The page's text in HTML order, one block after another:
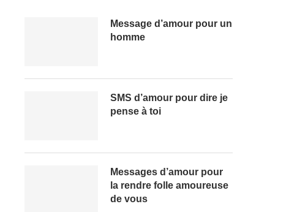
Message d’amour pour un
homme
SMS d’amour pour dire je
pense à toi
Messages d’amour pour
la rendre folle amoureuse
de vous